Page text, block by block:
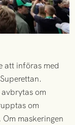
att införas med
om
om
maskeringen